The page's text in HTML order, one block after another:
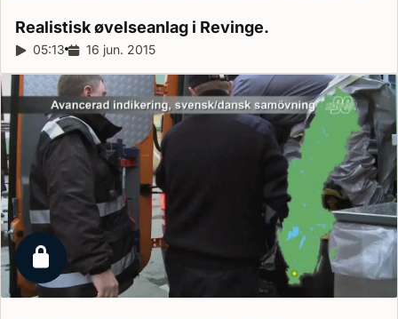
Realistisk øvelseanlag i Revinge.
Reportagelængde:
05:13 Udgivelsesdato:
16 jun. 2015
Låst reportage